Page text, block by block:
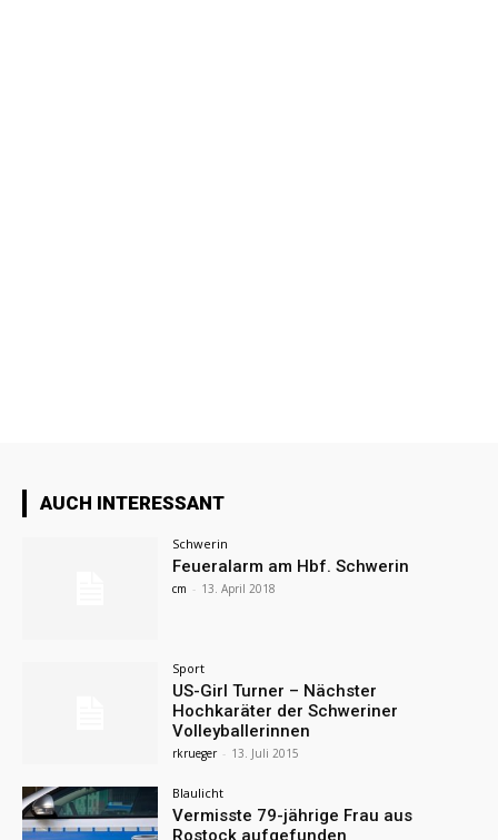
AUCH INTERESSANT
Schwerin
Feueralarm am Hbf. Schwerin
cm - 13. April 2018
Sport
US-Girl Turner – Nächster
Hochkaräter der Schweriner
Volleyballerinnen
rkrueger - 13. Juli 2015
Blaulicht
Vermisste 79-jährige Frau aus
Rostock aufgefunden